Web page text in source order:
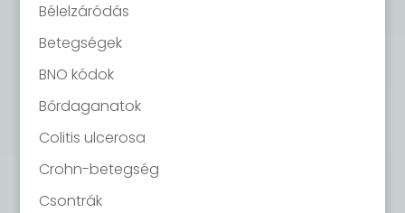
Bélelzáródás
Betegségek
BNO kódok
Bőrdaganatok
Colitis ulcerosa
Crohn-betegség
Csontrák